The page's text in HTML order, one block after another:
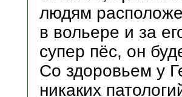
людям
в вольере и за
супер пёс, он
Со здоровьем у
никаких